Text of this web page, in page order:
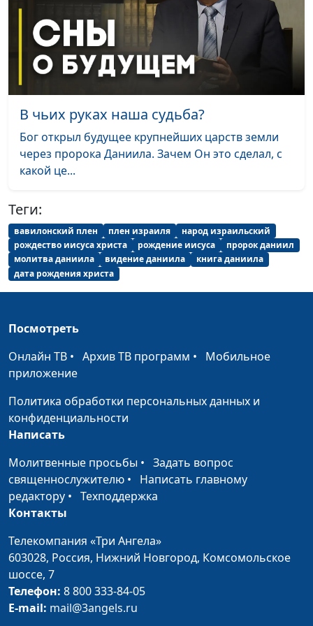
Порядок в жизни и
духовность: точки
соприкосновения
Юлия Синицына,
Андрей Демидов,
священнослужитель
Христианский принцип
честности, или Как не стать
лицемером
Юлия Синицына,
Андрей Демидов,
священнослужитель
Христианские принципы
для настоящих мужчин
Юлия Синицына,
Андрей Демидов,
Старость в радость, или
Божьи благословения для
старых людей
священнослужитель
Правила жизни во время
пандемии
Юлия Синицына,
Как спасти свою душу?
священнослужитель,
Язык мой - враг мой
доктор практической
Спасение по вере или по
делам?
священнослужитель,
Искушения - от Бога?
В чьих руках наша судьба?
Бог открыл будущее крупнейших царств земли
через пророка Даниила. Зачем Он это сделал, с
какой це...
Теги:
вавилонский плен плен израиля
народ израильский
рождество иисуса христа
рождение иисуса
пророк даниил
молитва даниила
видение даниила
книга даниила
дата рождения христа
Посмотреть
Онлайн ТВ • Архив ТВ программ • Мобильное
приложение
Политика обработки персональных данных и
конфиденциальности
Написать
Молитвенные просьбы • Задать вопрос
священнослужителю • Написать главному
редактору • Техподдержка
Контакты
Телекомпания «Три Ангела»
603028, Россия, Нижний Новгород, Комсомольское
шоссе, 7
Телефон: 8 800 333-84-05
E-mail: mail@3angels.ru